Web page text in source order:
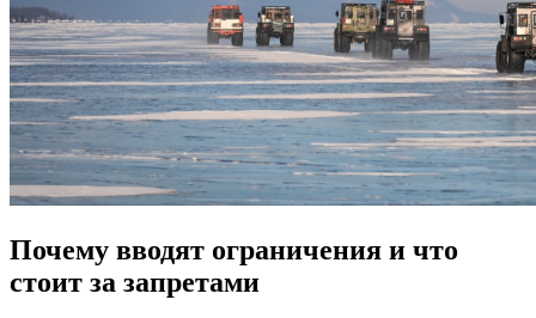
Почему вводят ограничения и что
стоит за запретами